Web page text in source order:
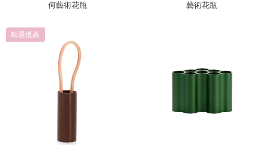
何藝術花瓶
藝術花瓶
精選優惠